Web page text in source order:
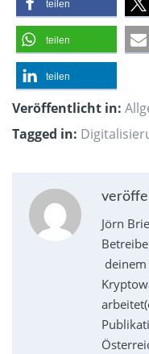
teilen
teilen
teilen
Veröffentlicht in:
Tagged in:
Jörn